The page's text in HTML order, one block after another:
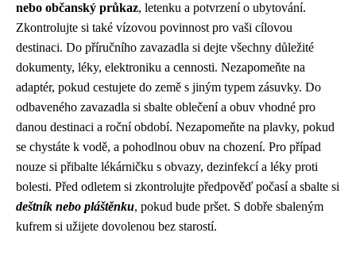
nebo občanský průkaz, letenku a potvrzení o ubytování.
Zkontrolujte si také vízovou povinnost pro vaši cílovou
destinaci. Do příručního zavazadla si dejte všechny důležité
dokumenty, léky, elektroniku a cennosti. Nezapomeňte na
adaptér, pokud cestujete do země s jiným typem zásuvky. Do
odbaveného zavazadla si sbalte oblečení a obuv vhodné pro
danou destinaci a roční období. Nezapomeňte na plavky, pokud
se chystáte k vodě, a pohodlnou obuv na chození. Pro případ
nouze si přibalte lékárničku s obvazy, dezinfekcí a léky proti
bolesti. Před odletem si zkontrolujte předpověď počasí a sbalte si
deštník nebo pláštěnku, pokud bude pršet. S dobře sbaleným
kufrem si užijete dovolenou bez starostí.